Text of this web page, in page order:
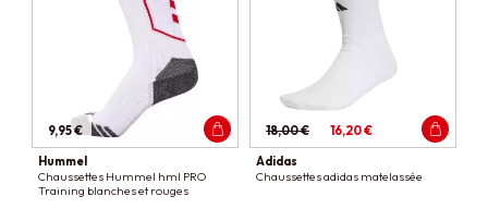
9,95 €
Hummel
Chaussettes Hummel hml PRO
Training blanches et rouges
18,00 € 16,20 €
Adidas
Chaussettes adidas matelassée